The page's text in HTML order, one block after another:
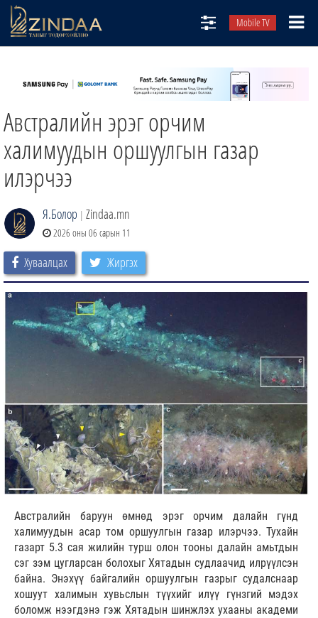
Mobile TV
ТВ8
ӨГЛӨӨНИЙ СОНИН
АУДИО ЗОХИОЛ
ЗИНДАА СЭТГҮҮЛ
Австралийн эрэг орчим
халимуудын оршуулгын газар
илэрчээ
Я.Болор | Zindaa.mn
2026 оны 06 сарын 11
Хуваалцах Жиргэх
Австралийн баруун өмнөд эрэг орчим далайн гүнд
халимуудын асар том оршуулгын газар илэрчээ. Тухайн
газарт 5.3 сая жилийн турш олон тооны далайн амьтдын
сэг зэм цугларсан болохыг Хятадын судлаачид илрүүлсэн
байна. Энэхүү байгалийн оршуулгын газрыг судалснаар
хошуут халимын хувьслын түүхийг илүү гүнзгий мэдэх
боломж нээгдэнэ гэж Хятадын шинжлэх ухааны академи